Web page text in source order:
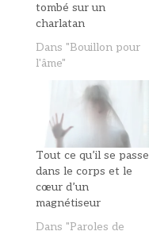
tombé sur un
charlatan
Dans "Bouillon pour
l'âme"
Tout ce qu’il se passe
dans le corps et le
cœur d’un
magnétiseur
Dans "Paroles de